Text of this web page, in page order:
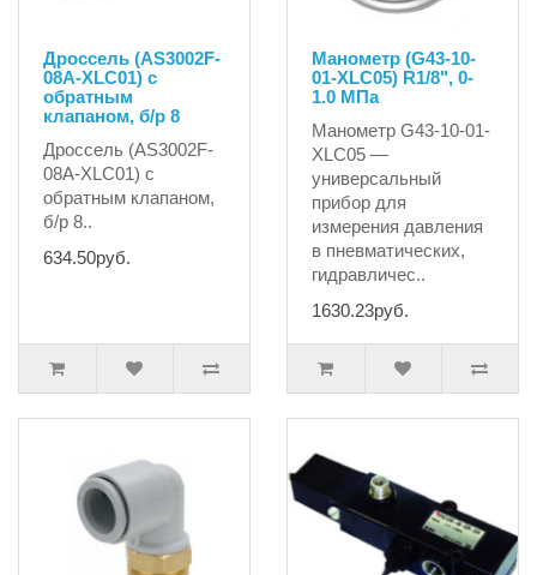
Дроссель (AS3002F-
08A-XLC01) с
обратным
клапаном, б/р 8
Дроссель (AS3002F-
08A-XLC01) с
обратным клапаном,
б/р 8..
634.50руб.
Манометр (G43-10-
01-XLC05) R1/8", 0-
1.0 MПа
Манометр G43-10-01-
XLC05 —
универсальный
прибор для
измерения давления
в пневматических,
гидравличес..
1630.23руб.